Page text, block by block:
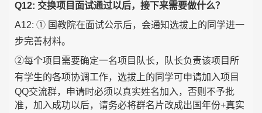
Q12: 交换项目面试通过以后，接下来需要做什么？
A12: ① 国教院在面试公示后，会通知选拔上的同学进一
步完善材料。
②每个项目需要确定一名项目队长，队长负责该项目所
有学生的各项协调工作，选拔上的 同学可申请加入项目
QQ交流群，申请时必须以真实姓名加入，否则不予批
准，加入成功以后，请务必将群名片改成出国年份+真实